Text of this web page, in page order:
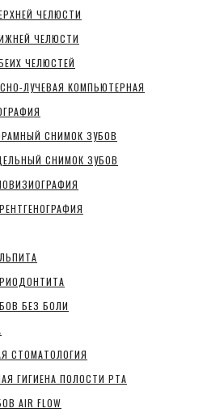
ЧЕЛЮСТИ
ЧЕЛЮСТИ
ЧЕЛЮСТЕЙ
ЛУЧЕВАЯ КОМПЬЮТЕРНАЯ
СНИМОК ЗУБОВ
СНИМОК ЗУБОВ
БЕЗ БОЛИ
СТОМАТОЛОГИЯ
ГИГИЕНА ПОЛОСТИ РТА
AIR FLOW